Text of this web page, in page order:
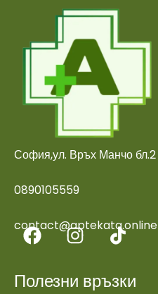
София,ул. Връх Манчо бл.2
0890105559
contact@aptekata.online
Полезни връзки